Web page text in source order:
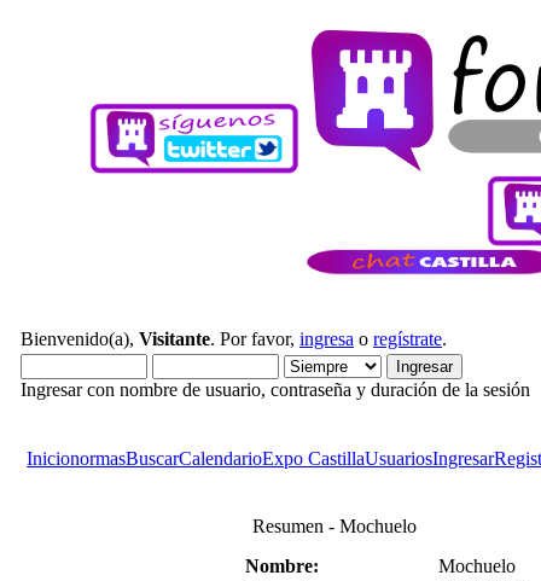
Bienvenido(a), Visitante. Por favor, ingresa o regístrate.
Ingresar con nombre de usuario, contraseña y duración de la sesión
InicionormasBuscarCalendarioExpo CastillaUsuariosIngresar
Resumen - Mochuelo
Nombre:
Mochuelo